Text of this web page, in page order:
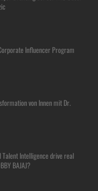
Influencer Program
von Innen mit Dr.
Talent Intelligence drive real
BAJAJ?